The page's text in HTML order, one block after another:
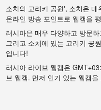
소치의 고리키 공원', 소치은
온라인 방송 포인트로 웹캠을
러시아은 매우 다양하고 방문
그리고 소치에 있는 고리키 공
입니다!
러시아 라이브 웹캠은
브 웹캠. 먼저 인기 있는 웹캠을